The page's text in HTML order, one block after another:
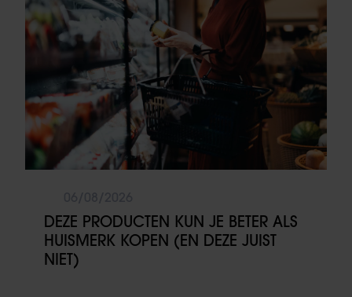
DEZE PRODUCTEN KUN JE BETER ALS
HUISMERK KOPEN (EN DEZE JUIST
NIET)